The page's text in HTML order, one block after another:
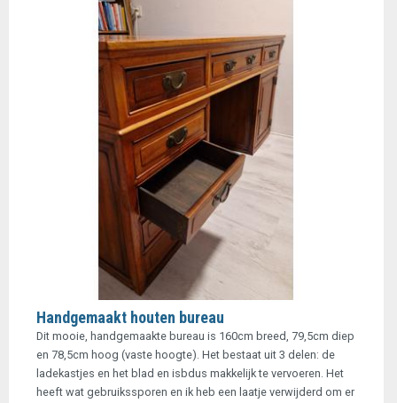
Handgemaakt houten bureau
Dit mooie, handgemaakte bureau is 160cm breed, 79,5cm diep
en 78,5cm hoog (vaste hoogte). Het bestaat uit 3 delen: de
ladekastjes en het blad en isbdus makkelijk te vervoeren. Het
heeft wat gebruikssporen en ik heb een laatje verwijderd om er